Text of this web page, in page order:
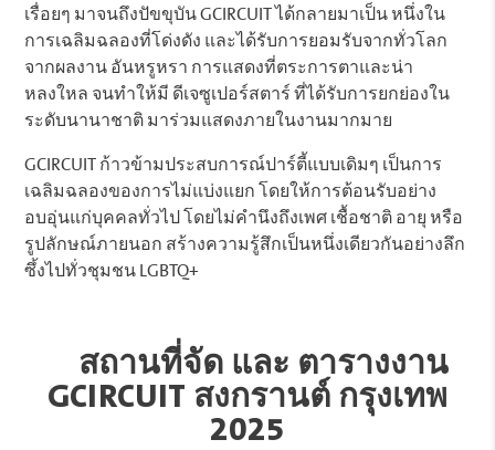
เรื่อยๆ มาจนถึงปัขขุบัน GCIRCUIT ได้กลายมาเป็น หนึ่งใน
การเฉลิมฉลองที่โด่งดัง และได้รับการยอมรับจากทั่วโลก
จากผลงาน อันหรูหรา การแสดงที่ตระการตาและน่า
หลงใหล จนทำให้มี ดีเจซูเปอร์สตาร์ ที่ได้รับการยกย่องใน
ระดับนานาชาติ มาร่วมแสดงภายในงานมากมาย
GCIRCUIT ก้าวข้ามประสบการณ์ปาร์ตี้แบบเดิมๆ เป็นการ
เฉลิมฉลองของการไม่แบ่งแยก โดยให้การต้อนรับอย่าง
อบอุ่นแก่บุคคลทั่วไป โดยไม่คำนึงถึงเพศ เชื้อชาติ อายุ หรือ
รูปลักษณ์ภายนอก สร้างความรู้สึกเป็นหนึ่งเดียวกันอย่างลึก
ซึ้งไปทั่วชุมชน LGBTQ+
สถานที่จัด และ ตารางงาน
GCIRCUIT สงกรานต์ กรุงเทพ
2025